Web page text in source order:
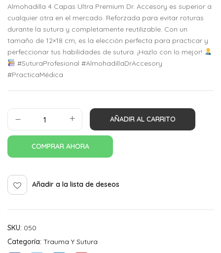
Almohadilla 4 Capas Ultra Premium Dr. Accesory es superior a
cualquier otra en el mercado. Reforzada para evitar roturas
durante la sutura y completamente reutilizable. Con un
tamaño de 12×18 cm, es la elección perfecta para practicar y
perfeccionar tus habilidades de sutura. ¡Hazlo con lo mejor!
#SuturaProfesional #AlmohadillaDrAccesory
#PracticaMédica
AÑADIR AL CARRITO
COMPRAR AHORA
Añadir a la lista de deseos
SKU: 050
Categoría: Trauma Y Sutura